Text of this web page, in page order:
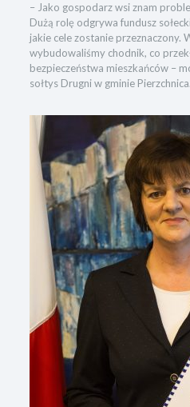
– Jako gospodarz wsi znam
Dużą rolę odgrywa fundusz
jakie cele zostanie przeznaczony.
wybudowaliśmy chodnik, co
bezpieczeństwa mieszkańców –
sołtys Drugni w gminie Pierzchnica.